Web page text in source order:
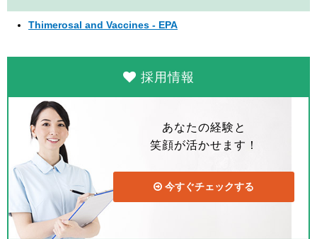
Thimerosal and Vaccines - EPA
採用情報
あなたの経験と
笑顔が活かせます！
今すぐチェックする